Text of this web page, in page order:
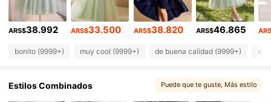
4,90 128K Seguidores
4,90 128K Seguidores
4,90 128K Seguidores
ARS$38.992 ARS$33.500 ARS$38.820 ARS$46.865
bonito (9999+) muy cool (9999+) de buena calidad (9999+)
Estilos Combinados Puede que te guste, Más estilo